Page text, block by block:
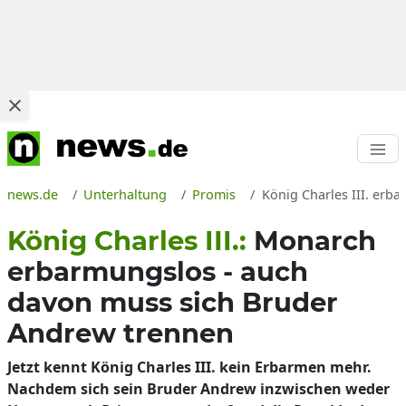
news.de Unterhaltung Promis König Charles III.
König Charles III.: Monarch
erbarmungslos - auch
davon muss sich Bruder
Andrew trennen
Jetzt kennt König Charles III. kein Erbarmen mehr.
Nachdem sich sein Bruder Andrew inzwischen weder